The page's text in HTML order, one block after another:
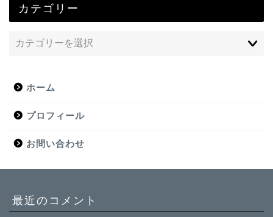
カテゴリー
ホーム
プロフィール
お問い合わせ
最近のコメント